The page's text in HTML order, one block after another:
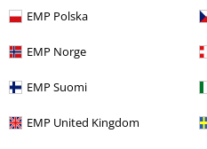
EMP Polska
EMP Norge
EMP Suomi
EMP United Kingdom
TYLKO w EMP